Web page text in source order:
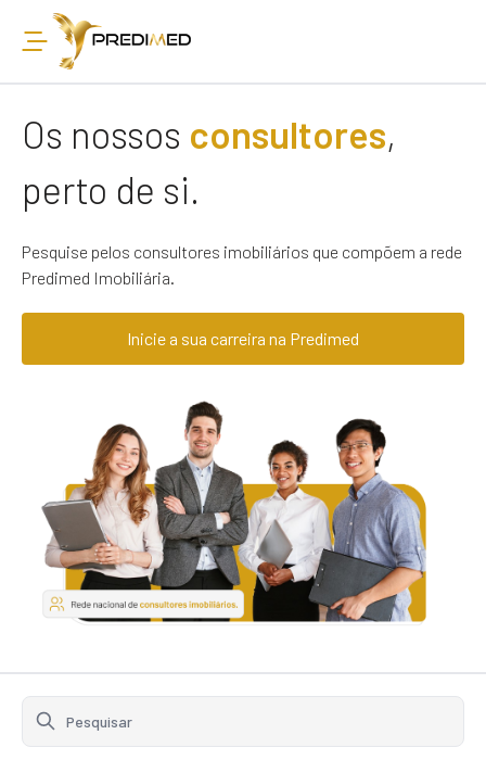
Os nossos consultores,
perto de si.
Pesquise pelos consultores imobiliários que compõem a rede
Predimed Imobiliária.
Inicie a sua carreira na Predimed